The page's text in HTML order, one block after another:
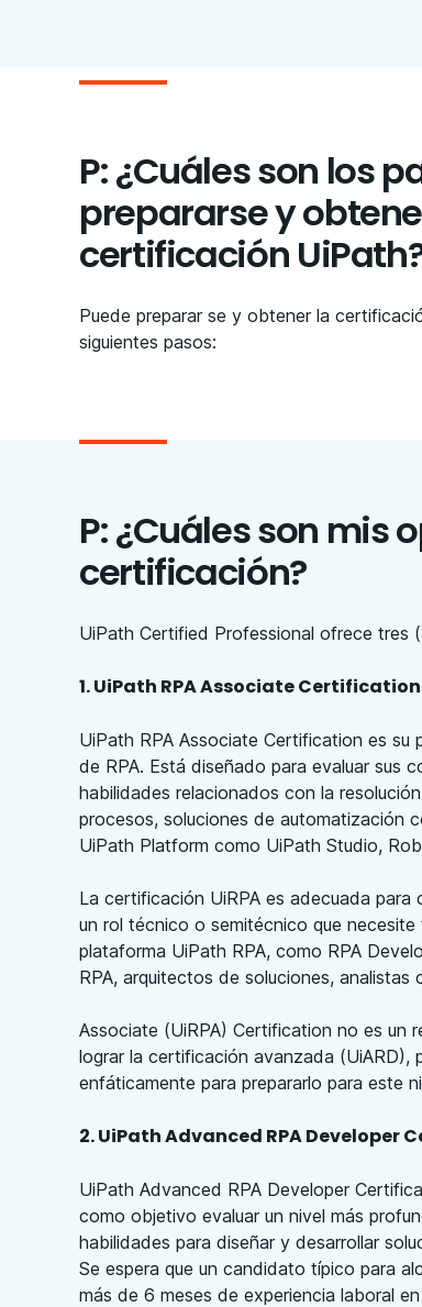
P: ¿Cuáles son los
prepararse y
certificación
Puede preparar se y obtener la
siguientes pasos:
P: ¿Cuáles son mis
certificación?
UiPath Certified Professional ofrece tres
1. UiPath RPA Associate Certification
UiPath RPA Associate Certification es su
de RPA. Está diseñado para evaluar sus
habilidades relacionados con la
procesos, soluciones de automatización
UiPath Platform como UiPath Studio,
La certificación UiRPA es adecuada para
un rol técnico o semitécnico que necesite
plataforma UiPath RPA, como RPA
RPA, arquitectos de soluciones, analistas
Associate (UiRPA) Certification no es un
lograr la certificación avanzada (UiARD),
enfáticamente para prepararlo para este
2. UiPath Advanced RPA Developer
UiPath Advanced RPA Developer
como objetivo evaluar un nivel más
habilidades para diseñar y desarrollar
Se espera que un candidato típico para
más de 6 meses de experiencia laboral